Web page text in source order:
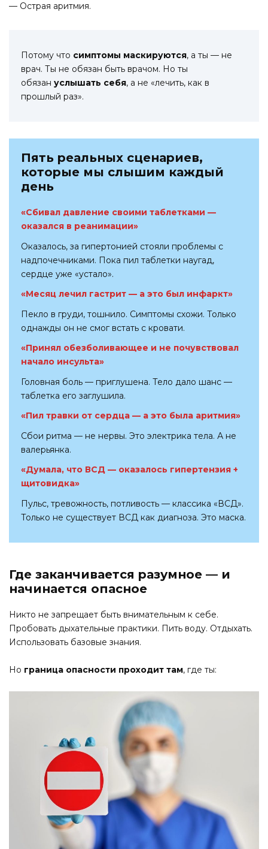
— Острая аритмия.
Потому что симптомы маскируются, а ты — не
врач. Ты не обязан быть врачом. Но ты
обязан услышать себя, а не «лечить, как в
прошлый раз».
Пять реальных сценариев,
которые мы слышим каждый
день
«Сбивал давление своими таблетками —
оказался в реанимации»
Оказалось, за гипертонией стояли проблемы с
надпочечниками. Пока пил таблетки наугад,
сердце уже «устало».
«Месяц лечил гастрит — а это был инфаркт»
Пекло в груди, тошнило. Симптомы схожи. Только
однажды он не смог встать с кровати.
«Принял обезболивающее и не почувствовал
начало инсульта»
Головная боль — приглушена. Тело дало шанс —
таблетка его заглушила.
«Пил травки от сердца — а это была аритмия»
Сбои ритма — не нервы. Это электрика тела. А не
валерьянка.
«Думала, что ВСД — оказалось гипертензия +
щитовидка»
Пульс, тревожность, потливость — классика «ВСД».
Только не существует ВСД как диагноза. Это маска.
Где заканчивается разумное — и
начинается опасное
Никто не запрещает быть внимательным к себе.
Пробовать дыхательные практики. Пить воду. Отдыхать.
Использовать базовые знания.
Но граница опасности проходит там, где ты: